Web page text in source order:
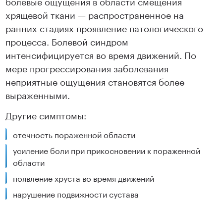
хрящевой ткани — распространенное на
ранних стадиях проявление патологического
процесса. Болевой синдром
интенсифицируется во время движений. По
мере прогрессирования заболевания
неприятные ощущения становятся более
выраженными.
Другие симптомы:
отечность пораженной области
усиление боли при прикосновении к пораженной
области
появление хруста во время движений
нарушение подвижности сустава